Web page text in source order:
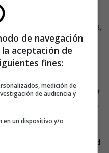
unas horas, cuando
tomar prestados,
con otras personas:
,ShareSomeSugar
si existen bibliotecas.
persona a persona, y
vida en la que se tiene
se sube a la nube para
el uso de los recursos
más primitivos de
los niveles de calidad
de navegación
aceptación de
fines:
medición de
de audiencia y
en un dispositivo y/o